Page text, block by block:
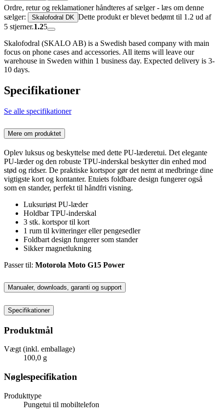
Ordre, retur og reklamationer håndteres af sælger - læs om denne
sælger:
Skalofodral DK Dette produkt er blevet bedømt til 1.2 ud af
5 stjerner.1.25
Skalofodral (SKALO AB) is a Swedish based company with main
focus on phone cases and accessories. All items will leave our
warehouse in Sweden within 1 business day. Expected delivery is 3-
10 days.
Specifikationer
Se alle specifikationer
Mere om produktet
Oplev luksus og beskyttelse med dette PU-læderetui. Det elegante
PU-læder og den robuste TPU-inderskal beskytter din enhed mod
stød og ridser. De praktiske kortspor gør det nemt at medbringe dine
vigtigste kort og kontanter. Etuiets foldbare design fungerer også
som en stander, perfekt til håndfri visning.
Luksuriøst PU-læder
Holdbar TPU-inderskal
3 stk. kortspor til kort
1 rum til kvitteringer eller pengesedler
Foldbart design fungerer som stander
Sikker magnetlukning
Passer til: Motorola Moto G15 Power
Manualer, downloads, garanti og support
Specifikationer
Produktmål
Vægt (inkl. emballage)
100,0 g
Nøglespecifikation
Produkttype
Pungetui til mobiltelefon